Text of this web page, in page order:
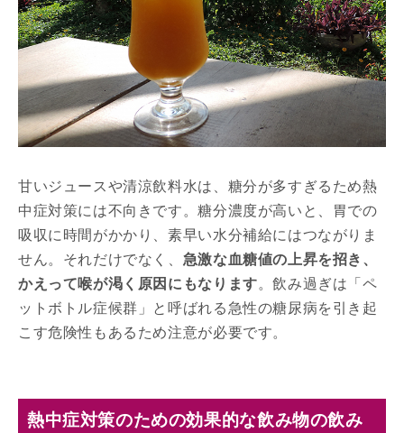
甘いジュースや清涼飲料水は、糖分が多すぎるため熱
中症対策には不向きです。糖分濃度が高いと、胃での
吸収に時間がかかり、素早い水分補給にはつながりま
せん。それだけでなく、 急激な血糖値の上昇を招き、
かえって喉が渇く原因にもなります。飲み過ぎは「ペ
ットボトル症候群」と呼ばれる急性の糖尿病を引き起
こす危険性もあるため注意が必要です。
熱中症対策のための効果的な飲み物の飲み